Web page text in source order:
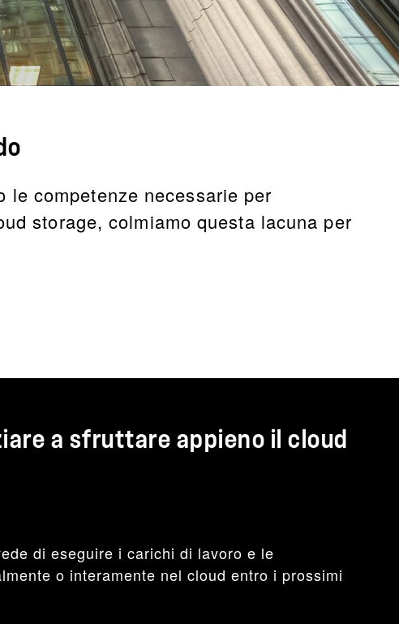
le competenze necessarie per
storage, colmiamo questa lacuna per
a sfruttare appieno il cloud
di eseguire i carichi di lavoro e le
o interamente nel cloud entro i prossimi